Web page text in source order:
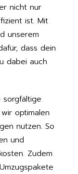
nicht nur
ist. Mit
unserem
dass dein
dabei auch
optimalen
nutzen. So
und
Zudem